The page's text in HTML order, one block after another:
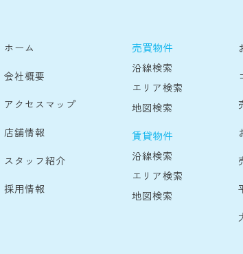
ホーム
会社概要
アクセスマップ
店舗情報
スタッフ紹介
採用情報
売買物件
沿線検索
エリア検索
地図検索
賃貸物件
沿線検索
エリア検索
地図検索